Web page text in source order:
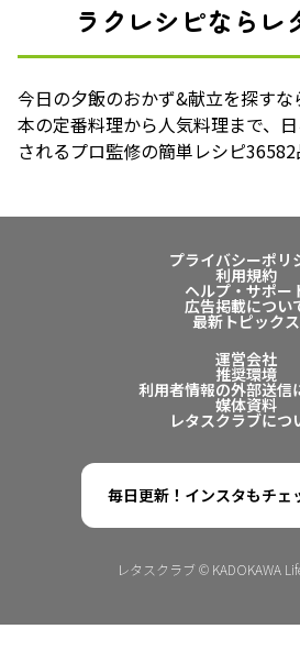
ラクレシピならレ
今日の夕飯のおかず&献立を探す
本の定番料理から人気料理まで、
されるプロ監修の簡単レシピ36582
プライバシーポリ
利用規約
ヘルプ・サポー
広告掲載につい
最新トピックス
運営会社
推奨環境
利用者情報の外部送信
媒体資料
レタスクラブにつ
毎日更新！インスタもチェ
レタスクラブ © KADOKAWA